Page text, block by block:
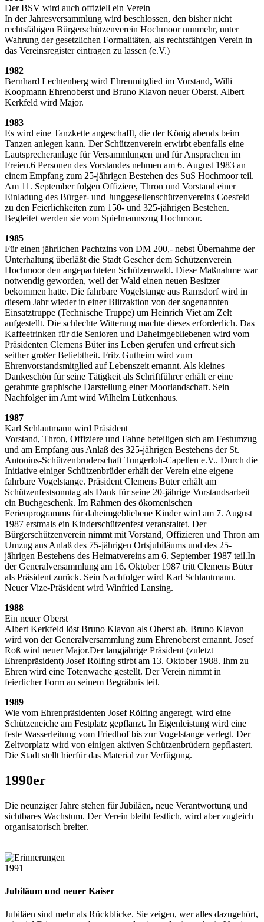
Der BSV wird auch offiziell ein Verein
In der Jahresversammlung wird beschlossen, den bisher nicht
rechtsfähigen Bürgerschützenverein Hochmoor nunmehr, unter
Wahrung der gesetzlichen Formalitäten, als rechtsfähigen Verein in
das Vereinsregister eintragen zu lassen (e.V.)
1982
Bernhard Lechtenberg wird Ehrenmitglied im Vorstand, Willi
Koopmann Ehrenoberst und Bruno Klavon neuer Oberst. Albert
Kerkfeld wird Major.
1983
Es wird eine Tanzkette angeschafft, die der König abends beim
Tanzen anlegen kann. Der Schützenverein erwirbt ebenfalls eine
Lautsprecheranlage für Versammlungen und für Ansprachen im
Freien.6 Personen des Vorstandes nehmen am 6. August 1983 an
einem Empfang zum 25-jährigen Bestehen des SuS Hochmoor teil.
Am 11. September folgen Offiziere, Thron und Vorstand einer
Einladung des Bürger- und Junggesellenschützenvereins Coesfeld
zu den Feierlichkeiten zum 150- und 325-jährigen Bestehen.
Begleitet werden sie vom Spielmannszug Hochmoor.
1985
Für einen jährlichen Pachtzins von DM 200,- nebst Übernahme der
Unterhaltung überläßt die Stadt Gescher dem Schützenverein
Hochmoor den angepachteten Schützenwald. Diese Maßnahme war
notwendig geworden, weil der Wald einen neuen Besitzer
bekommen hatte. Die fahrbare Vogelstange aus Ramsdorf wird in
diesem Jahr wieder in einer Blitzaktion von der sogenannten
Einsatztruppe (Technische Truppe) um Heinrich Viet am Zelt
aufgestellt. Die schlechte Witterung machte dieses erforderlich. Das
Kaffeetrinken für die Senioren und Daheimgebliebenen wird vom
Präsidenten Clemens Büter ins Leben gerufen und erfreut sich
seither großer Beliebtheit. Fritz Gutheim wird zum
Ehrenvorstandsmitglied auf Lebenszeit ernannt. Als kleines
Dankeschön für seine Tätigkeit als Schriftführer erhält er eine
gerahmte graphische Darstellung einer Moorlandschaft. Sein
Nachfolger im Amt wird Wilhelm Lütkenhaus.
1987
Karl Schlautmann wird Präsident
Vorstand, Thron, Offiziere und Fahne beteiligen sich am Festumzug
und am Empfang aus Anlaß des 325-jährigen Bestehens der St.
Antonius-Schützenbruderschaft Tungerloh-Capellen e.V.. Durch die
Initiative einiger Schützenbrüder erhält der Verein eine eigene
fahrbare Vogelstange. Präsident Clemens Büter erhält am
Schützenfestsonntag als Dank für seine 20-jährige Vorstandsarbeit
ein Buchgeschenk. Im Rahmen des ökomenischen
Ferienprogramms für daheimgebliebene Kinder wird am 7. August
1987 erstmals ein Kinderschützenfest veranstaltet. Der
Bürgerschützenverein nimmt mit Vorstand, Offizieren und Thron am
Umzug aus Anlaß des 75-jährigen Ortsjubiläums und des 25-
jährigen Bestehens des Heimatvereins am 6. September 1987 teil.In
der Generalversammlung am 16. Oktober 1987 tritt Clemens Büter
als Präsident zurück. Sein Nachfolger wird Karl Schlautmann.
Neuer Vize-Präsident wird Winfried Lansing.
1988
Ein neuer Oberst
Albert Kerkfeld löst Bruno Klavon als Oberst ab. Bruno Klavon
wird von der Generalversammlung zum Ehrenoberst ernannt. Josef
Roß wird neuer Major.Der langjährige Präsident (zuletzt
Ehrenpräsident) Josef Rölfing stirbt am 13. Oktober 1988. Ihm zu
Ehren wird eine Totenwache gestellt. Der Verein nimmt in
feierlicher Form an seinem Begräbnis teil.
1989
Wie vom Ehrenpräsidenten Josef Rölfing angeregt, wird eine
Schützeneiche am Festplatz gepflanzt. In Eigenleistung wird eine
feste Wasserleitung vom Friedhof bis zur Vogelstange verlegt. Der
Zeltvorplatz wird von einigen aktiven Schützenbrüdern gepflastert.
Die Stadt stellt hierfür das Material zur Verfügung.
1990er
Die neunziger Jahre stehen für Jubiläen, neue Verantwortung und
sichtbares Wachstum. Der Verein bleibt festlich, wird aber zugleich
organisatorisch breiter.
1991
Jubiläum und neuer Kaiser
Jubiläen sind mehr als Rückblicke. Sie zeigen, wer alles dazugehört,